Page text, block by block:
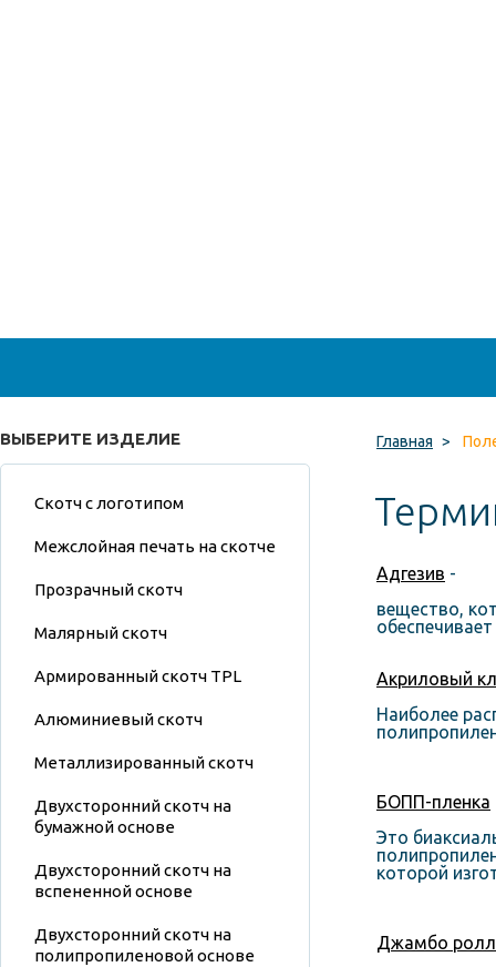
ВЫБЕРИТЕ ИЗДЕЛИЕ
Скотч с логотипом
Межслойная печать на скотче
Прозрачный скотч
Малярный скотч
Армированный скотч TPL
Алюминиевый скотч
Металлизированный скотч
Двухсторонний скотч на
бумажной основе
Двухсторонний скотч на
вспененной основе
Двухсторонний скотч на
полипропиленовой основе
Главная >
Адгезив -
вещество,
Акриловый
Наиболее
БОПП-пленка
Это
которой
Джамбо ролл